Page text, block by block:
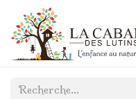
Se rendre au contenu